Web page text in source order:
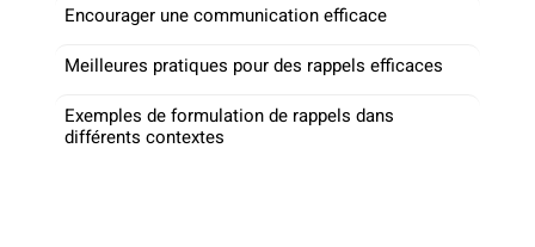
Encourager une communication efficace
Meilleures pratiques pour des rappels efficaces
Exemples de formulation de rappels dans
différents contextes